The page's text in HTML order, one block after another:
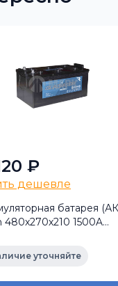
₽
дешевле
батарея
480х270х210 1500A
DYNAMIC Рязань
уточняйте